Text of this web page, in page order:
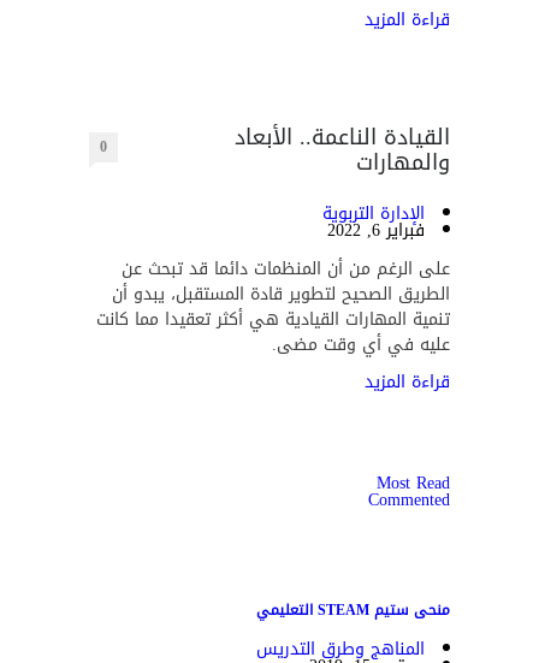
قراءة المزيد
القيادة الناعمة.. الأبعاد
والمهارات 0
الإدارة التربوية
فبراير 6, 2022
على الرغم من أن المنظمات دائما قد تبحث عن
الطريق الصحيح لتطوير قادة المستقبل، يبدو أن
تنمية المهارات القيادية هي أكثر تعقيدا مما كانت
عليه في أي وقت مضى.
قراءة المزيد
Most Read
Commented
منحى ستيم STEAM التعليمي
المناهج وطرق التدريس